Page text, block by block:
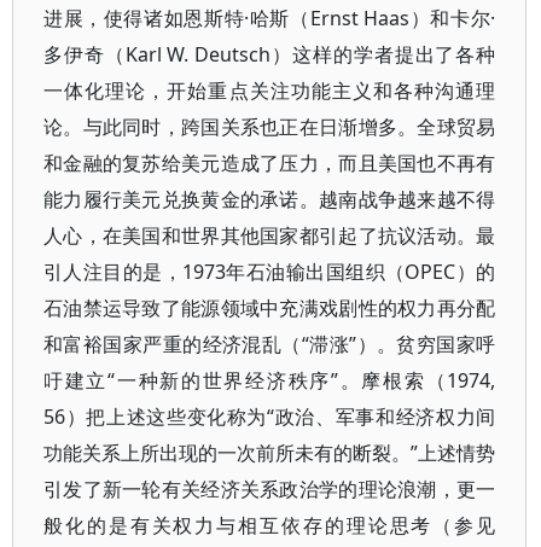
进展，使得诸如恩斯特·哈斯（Ernst Haas）和卡尔·
多伊奇（Karl W. Deutsch）这样的学者提出了各种
一体化理论，开始重点关注功能主义和各种沟通理
论。与此同时，跨国关系也正在日渐增多。全球贸易
和金融的复苏给美元造成了压力，而且美国也不再有
能力履行美元兑换黄金的承诺。越南战争越来越不得
人心，在美国和世界其他国家都引起了抗议活动。最
引人注目的是，1973年石油输出国组织（OPEC）的
石油禁运导致了能源领域中充满戏剧性的权力再分配
和富裕国家严重的经济混乱（“滞涨”）。贫穷国家呼
吁建立“一种新的世界经济秩序”。摩根索（1974,
56）把上述这些变化称为“政治、军事和经济权力间
功能关系上所出现的一次前所未有的断裂。”上述情势
引发了新一轮有关经济关系政治学的理论浪潮，更一
般化的是有关权力与相互依存的理论思考（参见